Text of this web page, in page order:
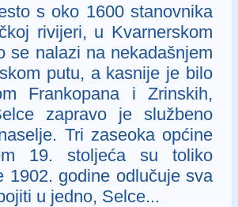
s oko 1600 stanovnika
rivijeri, u Kvarnerskom
se nalazi na nekadašnjem
putu, a kasnije je bilo
Frankopana i Zrinskih,
zapravo je službeno
Tri zaseoka općine
19. stoljeća su toliko
1902. godine odlučuje sva
u jedno, Selce...